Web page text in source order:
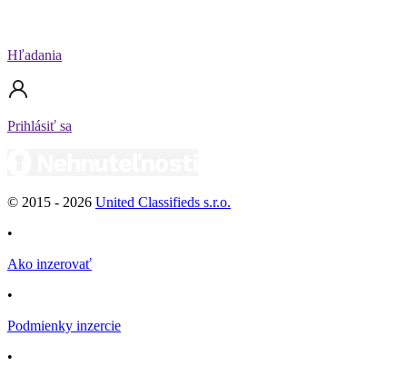
Hľadania
Prihlásiť sa
© 2015 - 2026 United Classifieds s.r.o.
•
Ako inzerovať
•
Podmienky inzercie
•